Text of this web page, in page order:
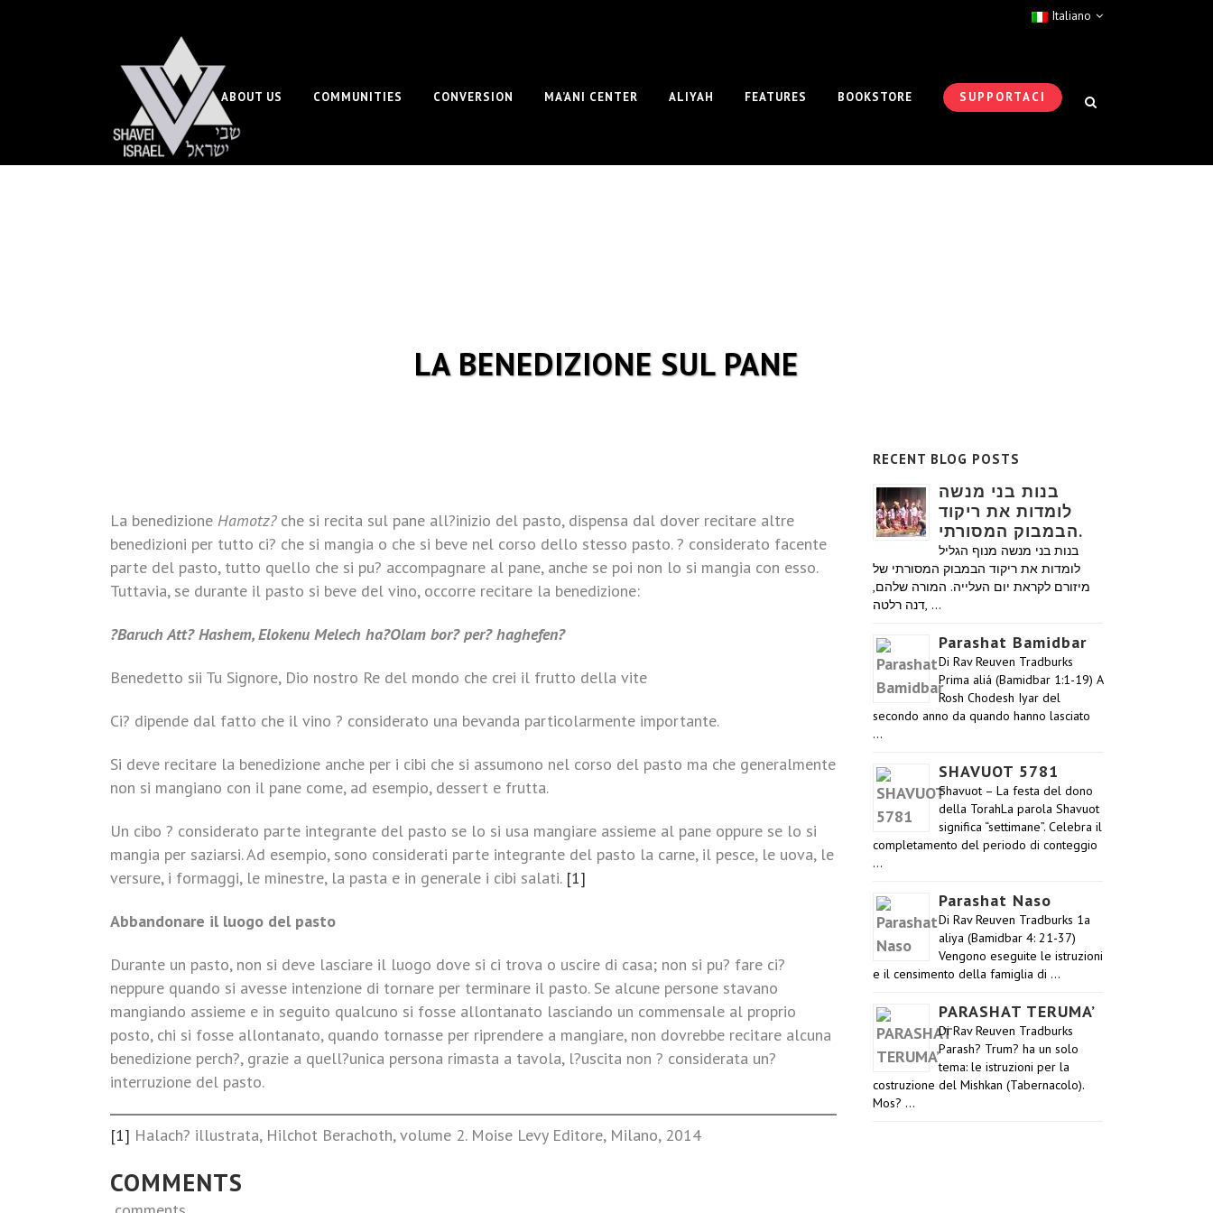
Italiano
SUPPORTACI
ABOUT US COMMUNITIES CONVERSION MA’ANI CENTER ALIYAH FEATURES BOOKSTORE
LA BENEDIZIONE SUL PANE
La benedizione Hamotz?che si recita sul pane all?inizio del pasto, dispensa dal dover recitare altre
benedizioni per tutto ci? che si mangia o che si beve nel corso dello stesso pasto. ? considerato facente
parte del pasto, tutto quello che si pu? accompagnare al pane, anche se poi non lo si mangia con esso.
Tuttavia, se durante il pasto si beve del vino, occorre recitare la benedizione:
?Baruch Att? Hashem, Elokenu Melech ha?Olam bor? per? haghefen?
Benedetto sii Tu Signore, Dio nostro Re del mondo che crei il frutto della vite
Ci? dipende dal fatto che il vino ? considerato una bevanda particolarmente importante.
Si deve recitare la benedizione anche per i cibi che si assumono nel corso del pasto ma che generalmente
non si mangiano con il pane come, ad esempio, dessert e frutta.
Un cibo ? considerato parte integrante del pasto se lo si usa mangiare assieme al pane oppure se lo si
mangia per saziarsi. Ad esempio, sono considerati parte integrante del pasto la carne, il pesce, le uova, le
versure, i formaggi, le minestre, la pasta e in generale i cibi salati. [1]
Abbandonare il luogo del pasto
Durante un pasto, non si deve lasciare il luogo dove si ci trova o uscire di casa; non si pu? fare ci?
neppure quando si avesse intenzione di tornare per terminare il pasto. Se alcune persone stavano
mangiando assieme e in seguito qualcuno si fosse allontanato lasciando un commensale al proprio
posto, chi si fosse allontanato, quando tornasse per riprendere a mangiare, non dovrebbe recitare alcuna
benedizione perch?, grazie a quell?unica persona rimasta a tavola, l?uscita non ? considerata un?
interruzione del pasto.
[1] Halach? illustrata, Hilchot Berachoth, volume 2. Moise Levy Editore, Milano, 2014
COMMENTS
RECENT BLOG POSTS
בנות בני מנשה
לומדות את ריקוד
הבמבוק המסורתי.
בנות בני מנשה מנוף הגליל
לומדות את ריקוד הבמבוק המסורתי של
מיזורם לקראת יום העלייה. המורה שלהם,
דנה רלטה, …
Parashat Bamidbar
Di Rav Reuven Tradburks
Prima aliá (Bamidbar 1:1-19) A
Rosh Chodesh Iyar del
secondo anno da quando hanno lasciato
…
SHAVUOT 5781
Shavuot – La festa del dono
della TorahLa parola Shavuot
significa “settimane”. Celebra il
completamento del periodo di conteggio
…
Parashat Naso
Di Rav Reuven Tradburks 1a
aliya (Bamidbar 4: 21-37)
Vengono eseguite le istruzioni
e il censimento della famiglia di …
PARASHAT TERUMA’
Di Rav Reuven Tradburks
Parash? Trum? ha un solo
tema: le istruzioni per la
costruzione del Mishkan (Tabernacolo).
Mos? …